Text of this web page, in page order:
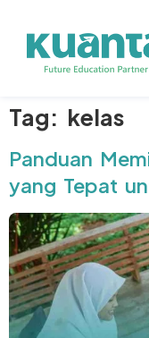
Tag: kelas
Panduan
yang Tepat